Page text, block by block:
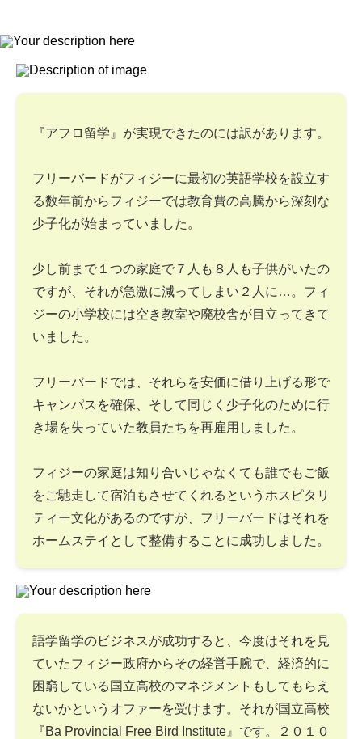
『アフロ留学』が実現できたのには訳があります。
フリーバードがフィジーに最初の英語学校を設立す
る数年前からフィジーでは教育費の高騰から深刻な
少子化が始まっていました。
少し前まで１つの家庭で７人も８人も子供がいたの
ですが、それが急激に減ってしまい２人に…。フィ
ジーの小学校には空き教室や廃校舎が目立ってきて
いました。
フリーバードでは、それらを安価に借り上げる形で
キャンパスを確保、そして同じく少子化のために行
き場を失っていた教員たちを再雇用しました。
フィジーの家庭は知り合いじゃなくても誰でもご飯
をご馳走して宿泊もさせてくれるというホスピタリ
ティー文化があるのですが、フリーバードはそれを
ホームステイとして整備することに成功しました。
語学留学のビジネスが成功すると、今度はそれを見
ていたフィジー政府からその経営手腕で、経済的に
困窮している国立高校のマネジメントもしてもらえ
ないかというオファーを受けます。それが国立高校
『Ba Provincial Free Bird Institute』です。２０１０